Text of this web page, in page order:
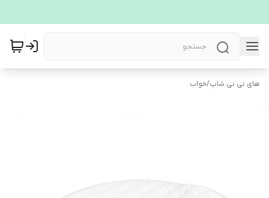
های نی نی شاپ/خواب